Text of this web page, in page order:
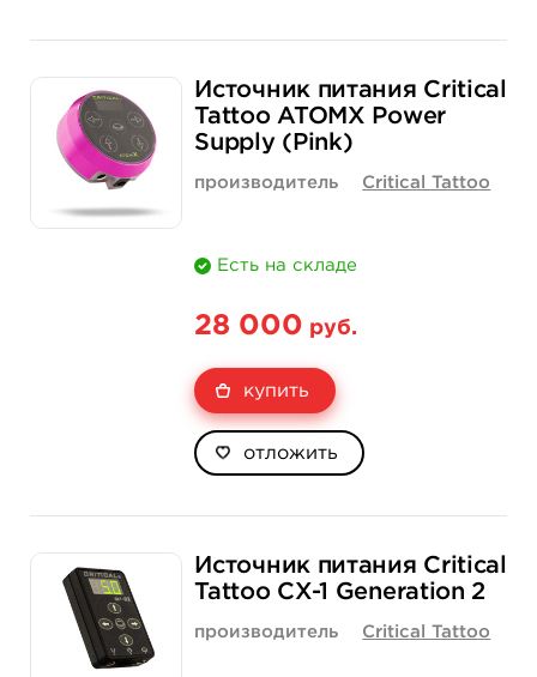
Источник питания Critical
Tattoo ATOMX Power
Supply (Pink)
производитель Critical Tattoo
Есть на складе
28 000 руб.
купить
отложить
Источник питания Critical
Tattoo СX-1 Generation 2
производитель Critical Tattoo